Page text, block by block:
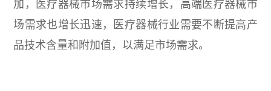
场需求也增长迅速，医疗器械行业需要不断提高产
品技术含量和附加值，以满足市场需求。